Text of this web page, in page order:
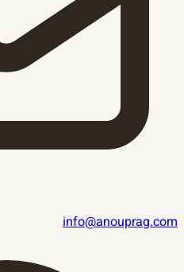
info@anouprag.com